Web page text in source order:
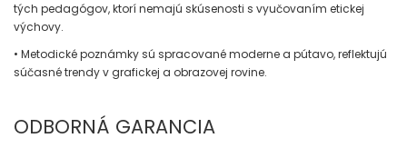
tých pedagógov, ktorí nemajú skúsenosti s vyučovaním etickej
výchovy.
• Metodické poznámky sú spracované moderne a pútavo, reflektujú
súčasné trendy v grafickej a obrazovej rovine.
ODBORNÁ GARANCIA